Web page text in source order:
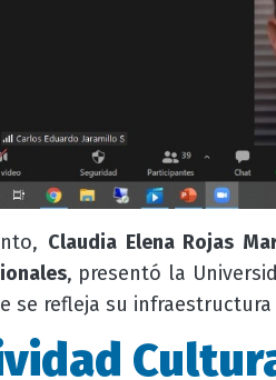
Claudia Elena Rojas
, presentó la
se refleja su